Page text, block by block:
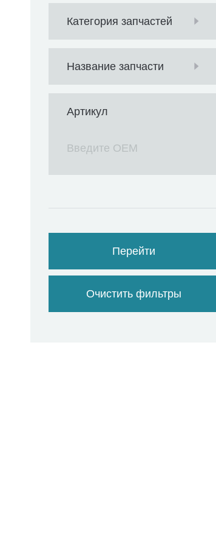
Категория запчастей
Название запчасти
Артикул
Перейти
Очистить фильтры